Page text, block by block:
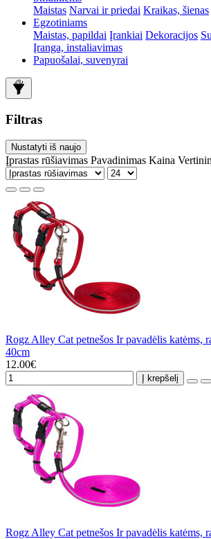
Maistas Narvai ir priedai Kraikas, šienas
Egzotiniams
Maistas, papildai Įrankiai Dekoracijos
Įranga, instaliavimas
Papuošalai, suvenyrai
Filtras
Nustatyti iš naujo
Įprastas rūšiavimas Pavadinimas Kaina
Rogz Alley Cat petnešos Ir pavadėlis katėms,
40cm
12.00€
Į krepšelį
Rogz Alley Cat petnešos Ir pavadėlis katėms,